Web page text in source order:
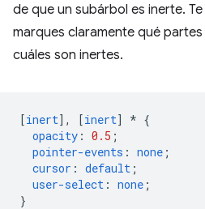
de que un subárbol es inerte.
marques claramente qué
cuáles son inertes.
[inert], [inert] * {
opacity : 0.5 ;
pointer-events : none ;
cursor : default ;
user-select : none ;
}